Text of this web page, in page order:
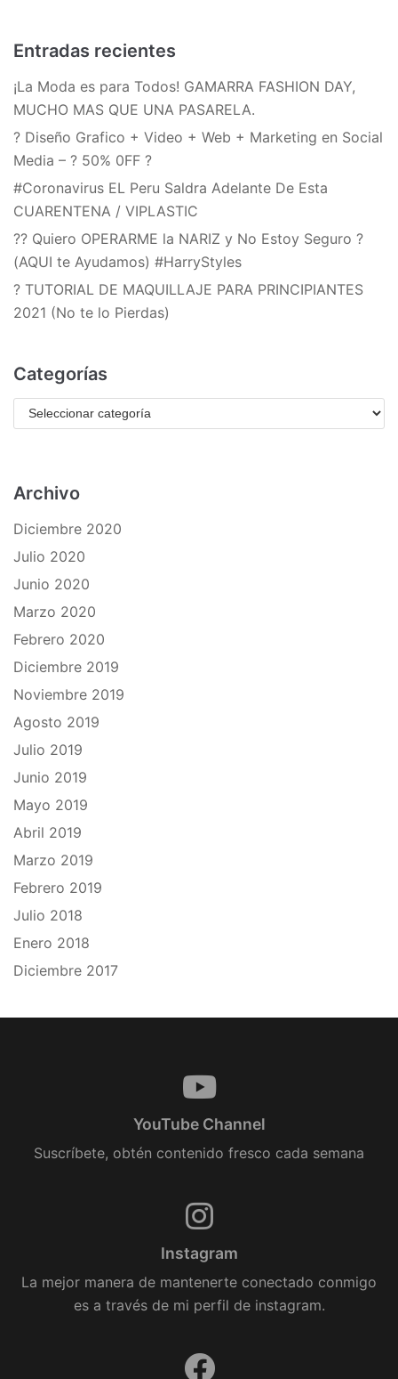
Entradas recientes
¡La Moda es para Todos! GAMARRA FASHION DAY,
MUCHO MAS QUE UNA PASARELA.
? Diseño Grafico + Video + Web + Marketing en Social
Media – ? 50% 0FF ?
#Coronavirus EL Peru Saldra Adelante De Esta
CUARENTENA / VIPLASTIC
?? Quiero OPERARME la NARIZ y No Estoy Seguro ?
(AQUI te Ayudamos) #HarryStyles
? TUTORIAL DE MAQUILLAJE PARA PRINCIPIANTES
2021 (No te lo Pierdas)
Categorías
Archivo
Diciembre 2020
Julio 2020
Junio 2020
Marzo 2020
Febrero 2020
Diciembre 2019
Noviembre 2019
Agosto 2019
Julio 2019
Junio 2019
Mayo 2019
Abril 2019
Marzo 2019
Febrero 2019
Julio 2018
Enero 2018
Diciembre 2017
YouTube Channel
Suscríbete, obtén contenido fresco cada semana
Instagram
La mejor manera de mantenerte conectado conmigo
es a través de mi perfil de instagram.